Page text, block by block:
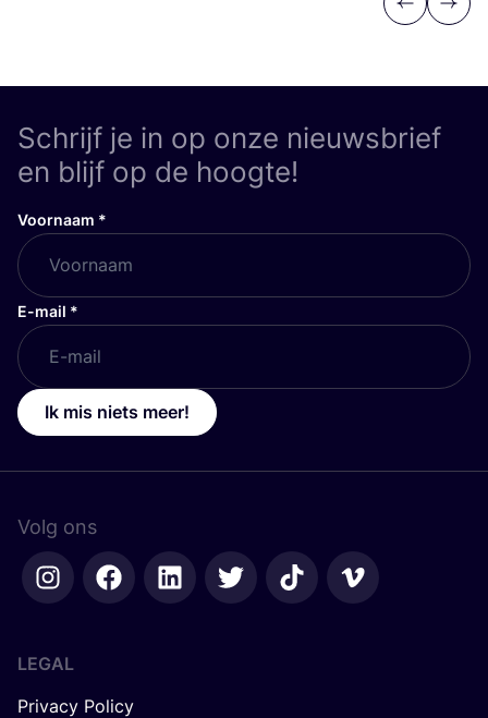
Previous
Next
Schrijf je in op onze nieuwsbrief
en blijf op de hoogte!
Voornaam *
E-mail *
Ik mis niets meer!
Volg ons
LEGAL
Privacy Policy